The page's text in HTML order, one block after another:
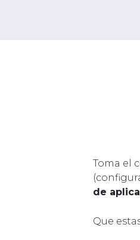
Toma el
de
Que